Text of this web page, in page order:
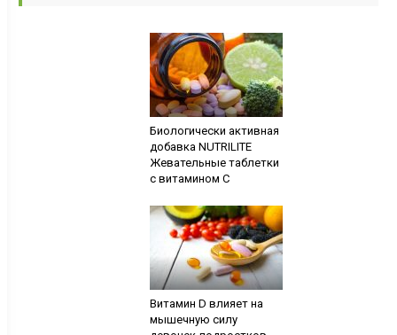
Биологически активная
добавка NUTRILITE
Жевательные таблетки
с витамином С
Витамин D влияет на
мышечную силу